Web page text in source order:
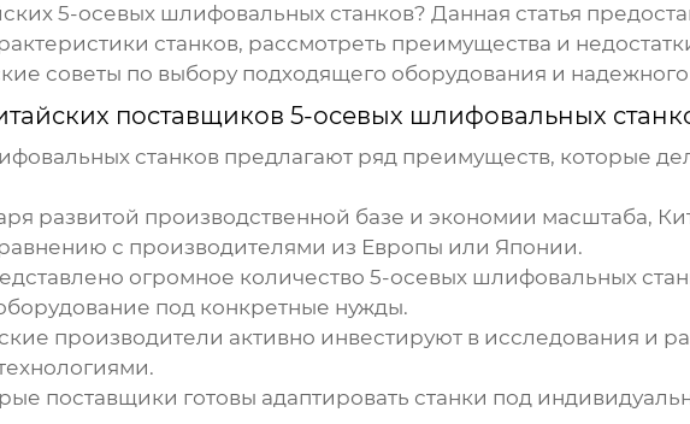
5-осевых шлифовальных станков? Данная статья
станков, рассмотреть преимущества и
советы по выбору подходящего оборудования и
поставщиков 5-осевых шлифовальных
станковпредлагают ряд преимуществ, которые
развитой производственной базе и экономии масштаба,
с производителями из Европы или Японии.
огромное количество 5-осевых шлифовальных
под конкретные нужды.
производители активно инвестируют в исследования и
поставщики готовы адаптировать станки под